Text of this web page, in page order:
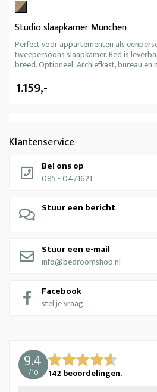
Klantenservice
Bel ons op
085 - 0471621
Stuur een bericht
Stuur een e-mail
info@bedroomshop.nl
Facebook
stel je vraag
9.4
/10 142 beoordelingen.
Studio slaapkamer München
Perfect voor appartementen als
tweepersoons slaapkamer. Bed is
breed. Optioneel: Archiefkast, bureau
1.159,-